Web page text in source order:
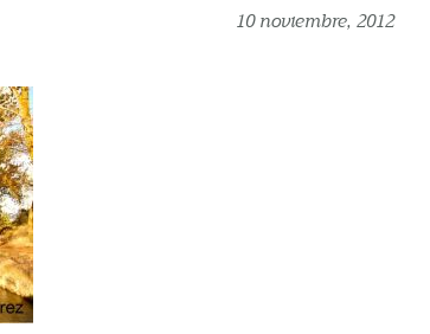
10 noviembre, 2012